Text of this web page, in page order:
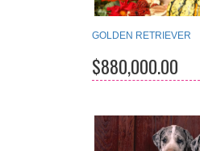
GOLDEN RETRIEVER
$880,000.00